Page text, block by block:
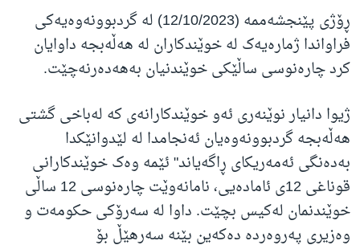
ڕۆژی پێنجشەممە (12/10/2023) لە گردبوونەوەیەکی
فراواندا ژمارەیەک لە خوێندکاران لە هەڵەبجە داوایان
کرد چارەنوسی ساڵێکی خوێندنیان بەهەدەرنەچێت.
ژیوا دانیار نوێنەری ئەو خوێندکارانەی کە لەباخی گشتی
هەڵەبجە گردبوونەوەیان ئەنجامدا لە لێدوانێکدا
بەدەنگی ئەمەریکای ڕاگەیاند" ئێمە وەک خوێندکارانی
قوناغی 12ی ئامادەیی، نامانەوێت چارەنوسی 12 ساڵی
خوێندنمان لەکیس بچێت. داوا لە سەرۆکی حکومەت و
وەزیری پەروەردە دەکەین بێنە سەرهێڵ بۆ